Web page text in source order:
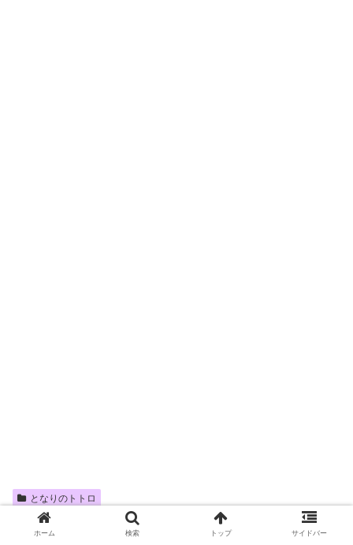
となりのトトロ
ホーム 検索 トップ サイドバー